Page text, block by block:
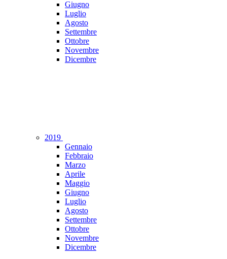
Giugno
Luglio
Agosto
Settembre
Ottobre
Novembre
Dicembre
2019
Gennaio
Febbraio
Marzo
Aprile
Maggio
Giugno
Luglio
Agosto
Settembre
Ottobre
Novembre
Dicembre